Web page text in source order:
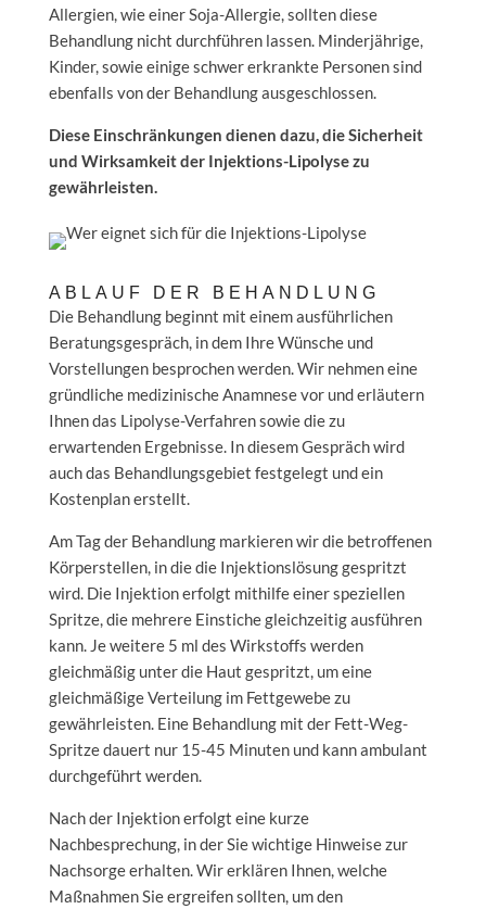
Allergien, wie einer Soja-Allergie, sollten diese
Behandlung nicht durchführen lassen. Minderjährige,
Kinder, sowie einige schwer erkrankte Personen sind
ebenfalls von der Behandlung ausgeschlossen.
Diese Einschränkungen dienen dazu, die Sicherheit
und Wirksamkeit der Injektions-Lipolyse zu
gewährleisten.
ABLAUF DER BEHANDLUNG
Die Behandlung beginnt mit einem ausführlichen
Beratungsgespräch, in dem Ihre Wünsche und
Vorstellungen besprochen werden. Wir nehmen eine
gründliche medizinische Anamnese vor und erläutern
Ihnen das Lipolyse-Verfahren sowie die zu
erwartenden Ergebnisse. In diesem Gespräch wird
auch das Behandlungsgebiet festgelegt und ein
Kostenplan erstellt.
Am Tag der Behandlung markieren wir die betroffenen
Körperstellen, in die die Injektionslösung gespritzt
wird. Die Injektion erfolgt mithilfe einer speziellen
Spritze, die mehrere Einstiche gleichzeitig ausführen
kann. Je weitere 5 ml des Wirkstoffs werden
gleichmäßig unter die Haut gespritzt, um eine
gleichmäßige Verteilung im Fettgewebe zu
gewährleisten. Eine Behandlung mit der Fett-Weg-
Spritze dauert nur 15-45 Minuten und kann ambulant
durchgeführt werden.
Nach der Injektion erfolgt eine kurze
Nachbesprechung, in der Sie wichtige Hinweise zur
Nachsorge erhalten. Wir erklären Ihnen, welche
Maßnahmen Sie ergreifen sollten, um den